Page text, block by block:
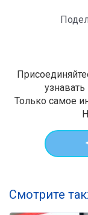
Только самое
Смотрите